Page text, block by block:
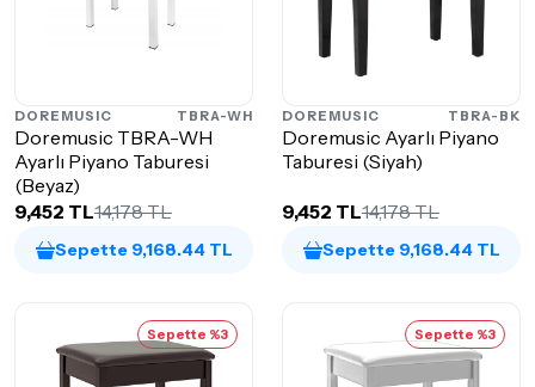
DOREMUSIC TBRA-WH
Doremusic TBRA-WH
Ayarlı Piyano Taburesi
(Beyaz)
9,452 TL14,178 TL
Sepette 9,168.44 TL
DOREMUSIC TBRA-BK
Doremusic Ayarlı Piyano
Taburesi (Siyah)
9,452 TL14,178 TL
Sepette 9,168.44 TL
Sepette %3 Sepette %3